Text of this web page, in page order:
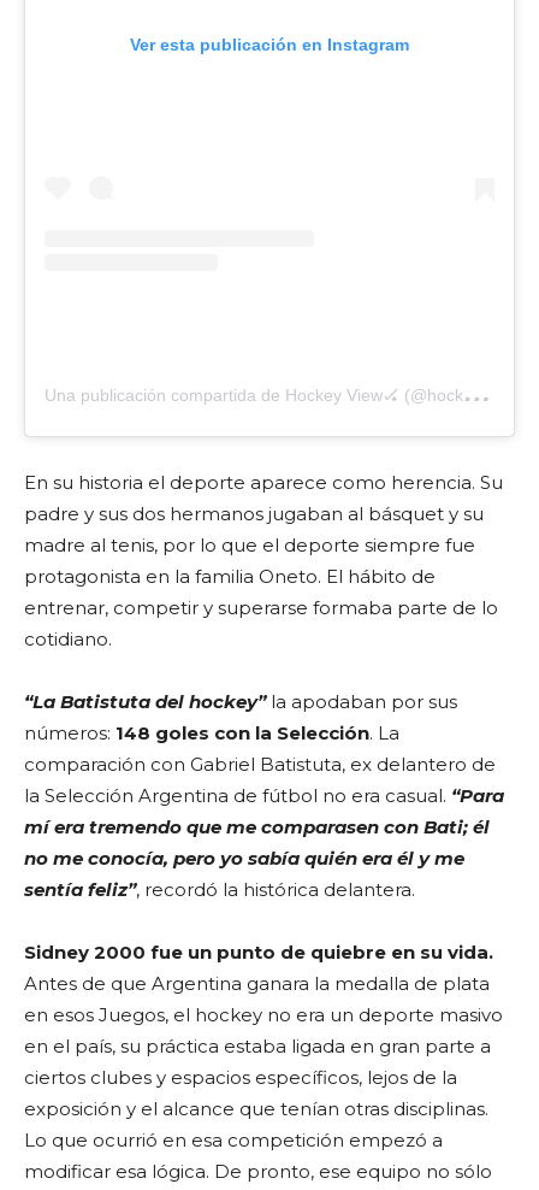
Ver esta publicación en Instagram
U
na publicación compartida de Hockey View🏑 (@hockeyview_)
En su historia el deporte aparece como herencia. Su
padre y sus dos hermanos jugaban al básquet y su
madre al tenis, por lo que el deporte siempre fue
protagonista en la familia Oneto. El hábito de
entrenar, competir y superarse formaba parte de lo
cotidiano.
“La Batistuta del hockey” la apodaban por sus
números: 148 goles con la Selección. La
comparación con Gabriel Batistuta, ex delantero de
la Selección Argentina de fútbol no era casual. “Para
mí era tremendo que me comparasen con Bati; él
no me conocía, pero yo sabía quién era él y me
sentía feliz”, recordó la histórica delantera.
Sidney 2000 fue un punto de quiebre en su vida.
Antes de que Argentina ganara la medalla de plata
en esos Juegos, el hockey no era un deporte masivo
en el país, su práctica estaba ligada en gran parte a
ciertos clubes y espacios específicos, lejos de la
exposición y el alcance que tenían otras disciplinas.
Lo que ocurrió en esa competición empezó a
modificar esa lógica. De pronto, ese equipo no sólo